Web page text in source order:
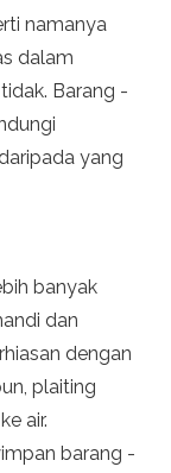
namanya
dalam
Barang -
yang
banyak
dan
dengan
plaiting
air.
barang -